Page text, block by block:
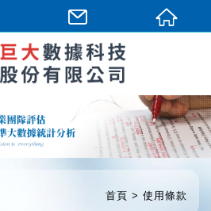
首頁 使用條款
繁體中文